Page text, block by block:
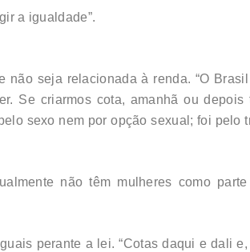
a igualdade”.
seja relacionada à renda. “O
Se criarmos cota, amanhã ou depois
sexo nem por opção sexual; foi pelo
não têm mulheres como
perante a lei. “Cotas daqui e dali